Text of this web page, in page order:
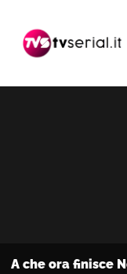
navigazione
contenuto
barra
primaria
A che ora finisce